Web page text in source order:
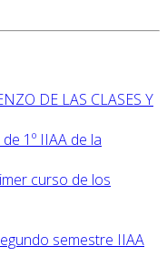
DE LAS CLASES Y
1º IIAA de la
curso de los
semestre IIAA